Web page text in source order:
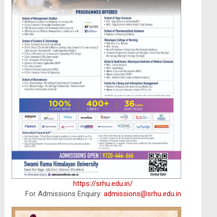
https://srhu.edu.in/
For Admissions Enquiry: admissions@srhu.edu.in